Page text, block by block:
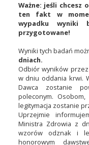
Ważne: jeśli chcesz
ten fakt w
wypadku wyniki
przygotowane!
Wyniki tych badań
dniach.
Odbiór wyników
w dniu oddania krwi.
Dawca zostanie
poleconym.
legitymacja zostanie
Uprzejmie
Ministra Zdrowia z
wzorów odznak i
honorowym